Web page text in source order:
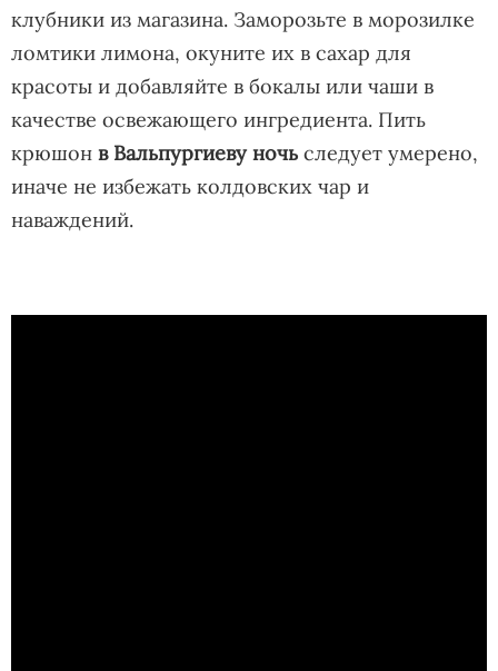
клубники из магазина. Заморозьте в морозилке
ломтики лимона, окуните их в сахар для
красоты и добавляйте в бокалы или чаши в
качестве освежающего ингредиента. Пить
крюшон в Вальпургиеву ночь следует умерено,
иначе не избежать колдовских чар и
наваждений.